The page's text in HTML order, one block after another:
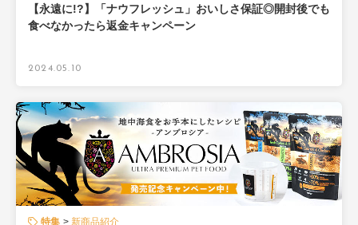
【永遠に!?】「ナウフレッシュ」おいしさ保証◎開封後でも
食べなかったら返金キャンペーン
2024.05.10
特集 新商品紹介